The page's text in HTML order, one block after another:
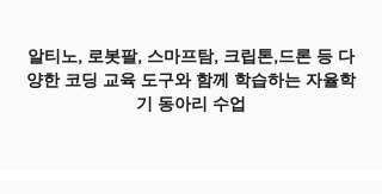
알티노, 로봇팔, 스마프탐, 크립톤,드론 등 다
양한 코딩 교육 도구와 함께 학습하는 자율학
기 동아리 수업